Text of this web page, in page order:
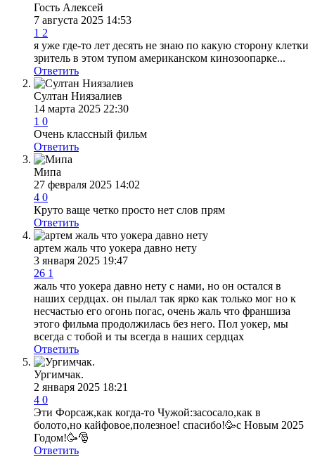
Гость Алексей
7 августа 2025 14:53
1 2
я уже где-то лет десять не знаю по какую сторону клетки
зритель в этом тупом американском кинозоопарке...
Ответить
Султан Ниязалиев
14 марта 2025 22:30
1 0
Очень классный фильм
Ответить
Мипа
27 февраля 2025 14:02
4 0
Круто ваще четко просто нет слов прям
Ответить
артем жаль что уокера давно нету
3 января 2025 19:47
26 1
жаль что уокера давно нету с нами, но он остался в
наших сердцах. он пылал так ярко как только мог но к
несчастью его огонь погас, очень жаль что франшиза
этого фильма продолжилась без него. Пол уокер, мы
всегда с тобой и ты всегда в наших сердцах
Ответить
Ургимчак.
2 января 2025 18:21
4 0
Эти Форсаж,как когда-то Чужой:засосало,как в
болото,но кайфовое,полезное! спасибо!🥳с Новым 2025
Годом!🥳🎅
Ответить